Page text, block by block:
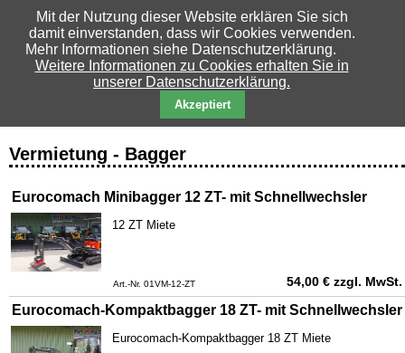
Manske Baumaschinen GmbH & Co. KG - Stand
06.08.2026
Bundesstraße 20e, 23881 Breitenfelde
Tel.: +49 (0) 4542 84 12 52
E-Mail: vertrieb@manske-baumaschinen.de
Vermietung - Bagger
Eurocomach Minibagger 12 ZT- mit Schnellwechsler
12 ZT Miete
Art.-Nr. 01VM-12-ZT 54,00 € zzgl. MwSt.
Eurocomach-Kompaktbagger 18 ZT- mit Schnellwechsler
Eurocomach-Kompaktbagger 18 ZT Miete
Mit der Nutzung dieser Website erklären Sie sich
damit einverstanden, dass wir Cookies verwenden.
Mehr Informationen siehe Datenschutzerklärung.
Weitere Informationen zu Cookies erhalten Sie in
unserer Datenschutzerklärung.
Akzeptiert